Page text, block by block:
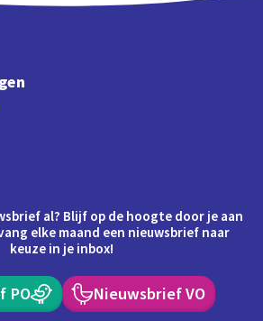
al? Blijf op de hoogte door je aan
elke maand een nieuwsbrief naar
keuze in je inbox!
PO Nieuwsbrief VO